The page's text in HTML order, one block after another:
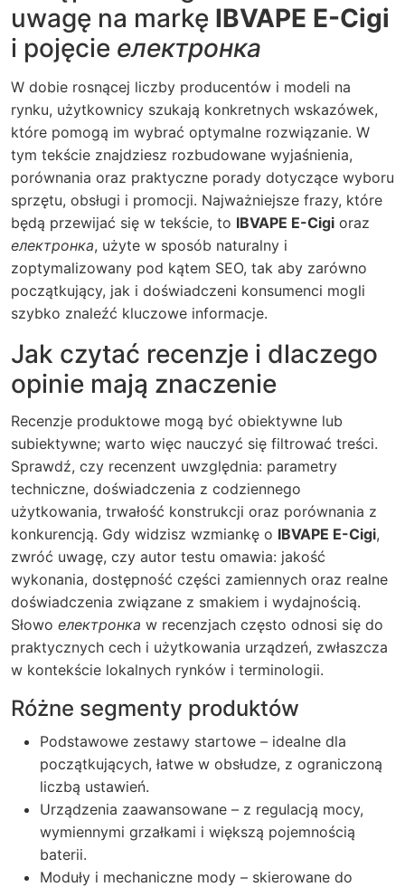
uwagę na markę IBVAPE E-Cigi
i pojęcie електронка
W dobie rosnącej liczby producentów i modeli na
rynku, użytkownicy szukają konkretnych wskazówek,
które pomogą im wybrać optymalne rozwiązanie. W
tym tekście znajdziesz rozbudowane wyjaśnienia,
porównania oraz praktyczne porady dotyczące wyboru
sprzętu, obsługi i promocji. Najważniejsze frazy, które
będą przewijać się w tekście, to IBVAPE E-Cigi oraz
електронка, użyte w sposób naturalny i
zoptymalizowany pod kątem SEO, tak aby zarówno
początkujący, jak i doświadczeni konsumenci mogli
szybko znaleźć kluczowe informacje.
Jak czytać recenzje i dlaczego
opinie mają znaczenie
Recenzje produktowe mogą być obiektywne lub
subiektywne; warto więc nauczyć się filtrować treści.
Sprawdź, czy recenzent uwzględnia: parametry
techniczne, doświadczenia z codziennego
użytkowania, trwałość konstrukcji oraz porównania z
konkurencją. Gdy widzisz wzmiankę o IBVAPE E-Cigi,
zwróć uwagę, czy autor testu omawia: jakość
wykonania, dostępność części zamiennych oraz realne
doświadczenia związane z smakiem i wydajnością.
Słowo електронка w recenzjach często odnosi się do
praktycznych cech i użytkowania urządzeń, zwłaszcza
w kontekście lokalnych rynków i terminologii.
Różne segmenty produktów
Podstawowe zestawy startowe – idealne dla
początkujących, łatwe w obsłudze, z ograniczoną
liczbą ustawień.
Urządzenia zaawansowane – z regulacją mocy,
wymiennymi grzałkami i większą pojemnością
baterii.
Moduły i mechaniczne mody – skierowane do